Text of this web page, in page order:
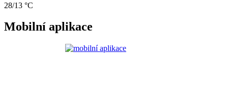
28/13 °C
Mobilní aplikace